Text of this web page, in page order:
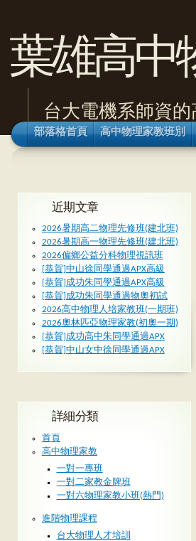
葉雄高中
台大電機系師資
部落格首頁 高中物理家教班別
近期文章
2026暑期高二物理先修班(建北班)
2026暑期高一物理先修班(建北班)
2026偏鄉公益分科物理視訊班
[恭賀]中山徐同學通過APX高級
[恭賀]成功朱同學通過APX高級
[恭賀]成功朱同學通過物奧初試
2026高中物理人培家教班(一期班)
2026奧林匹亞物理家教(初奧一期)
[恭賀]成功高中朱同學通過APX
[恭賀]中山女中徐同學通過APX
詳細分類
首頁
高中物理家教
一對一專班
一對二家教金牌班
一對六物理家教小班(熱門)
進階物理課程
台大物理人才培訓